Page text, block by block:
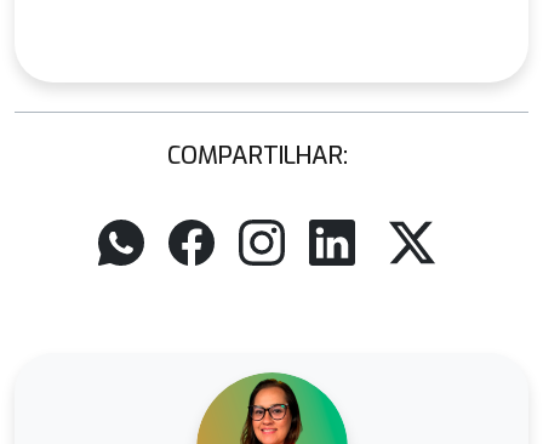
COMPARTILHAR: